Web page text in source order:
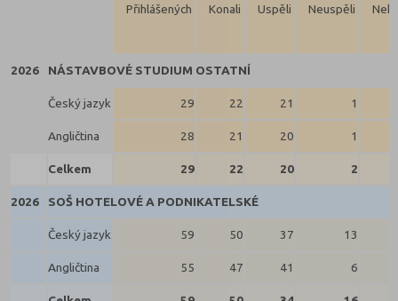
Přihlášených
Konali Uspěli Neuspěli
2026 NÁSTAVBOVÉ STUDIUM OSTATNÍ
Český jazyk 29 22 21 1
Angličtina 28 21 20 1
Celkem 29 22 20 2
2026 SOŠ HOTELOVÉ A PODNIKATELSKÉ
Český jazyk 59 50 37 13
Angličtina 55 47 41 6